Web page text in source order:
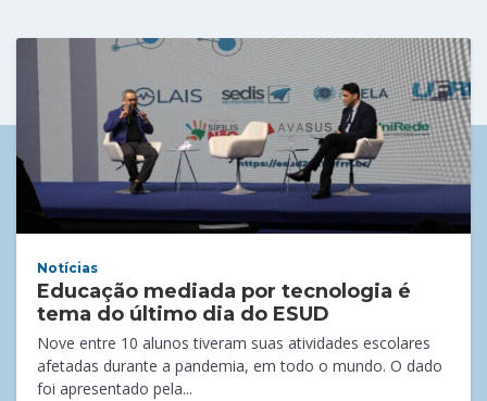
Notícias
Educação mediada por tecnologia é
tema do último dia do ESUD
Nove entre 10 alunos tiveram suas atividades escolares
afetadas durante a pandemia, em todo o mundo. O dado
foi apresentado pela...